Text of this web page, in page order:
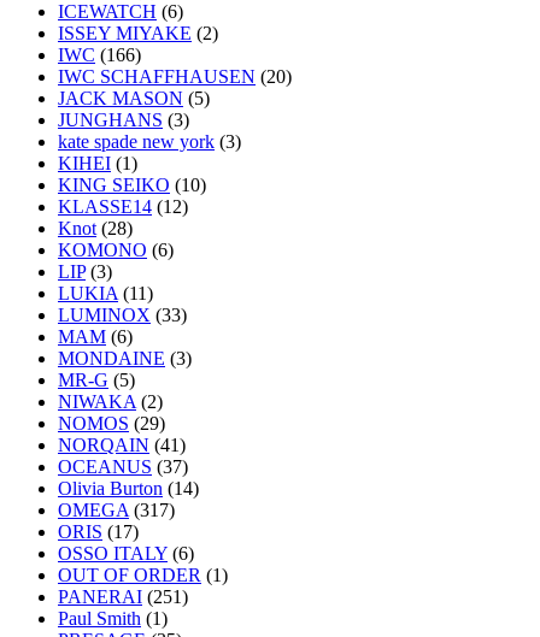
ICEWATCH (6)
ISSEY MIYAKE (2)
IWC (166)
IWC SCHAFFHAUSEN (20)
JACK MASON (5)
JUNGHANS (3)
kate spade new york (3)
KIHEI (1)
KING SEIKO (10)
KLASSE14 (12)
Knot (28)
KOMONO (6)
LIP(3)
LUKIA (11)
LUMINOX (33)
MAM (6)
MONDAINE (3)
MR-G (5)
NIWAKA (2)
NOMOS (29)
NORQAIN (41)
OCEANUS (37)
Olivia Burton (14)
OMEGA (317)
ORIS (17)
OSSO ITALY (6)
OUT OF ORDER (1)
PANERAI (251)
Paul Smith (1)